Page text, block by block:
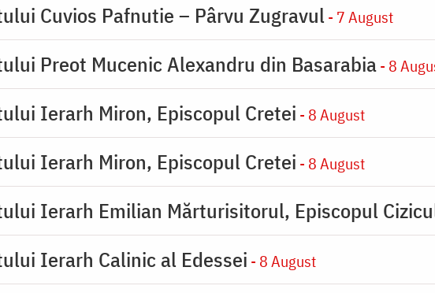
Cuvios Pafnutie – Pârvu Zugravul - 7 August
Preot Mucenic Alexandru din Basarabia- 8
Ierarh Miron, Episcopul Cretei - 8 August
Ierarh Miron, Episcopul Cretei - 8 August
Ierarh Emilian Mărturisitorul, Episcopul
Ierarh Calinic al Edessei - 8 August